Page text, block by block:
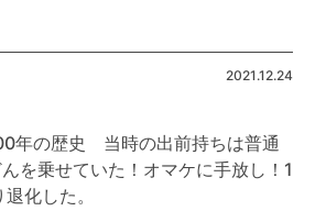
2021.12.24
年の歴史 当時の出前持ちは普通
を乗せていた！オマケに手放し！1
化した。